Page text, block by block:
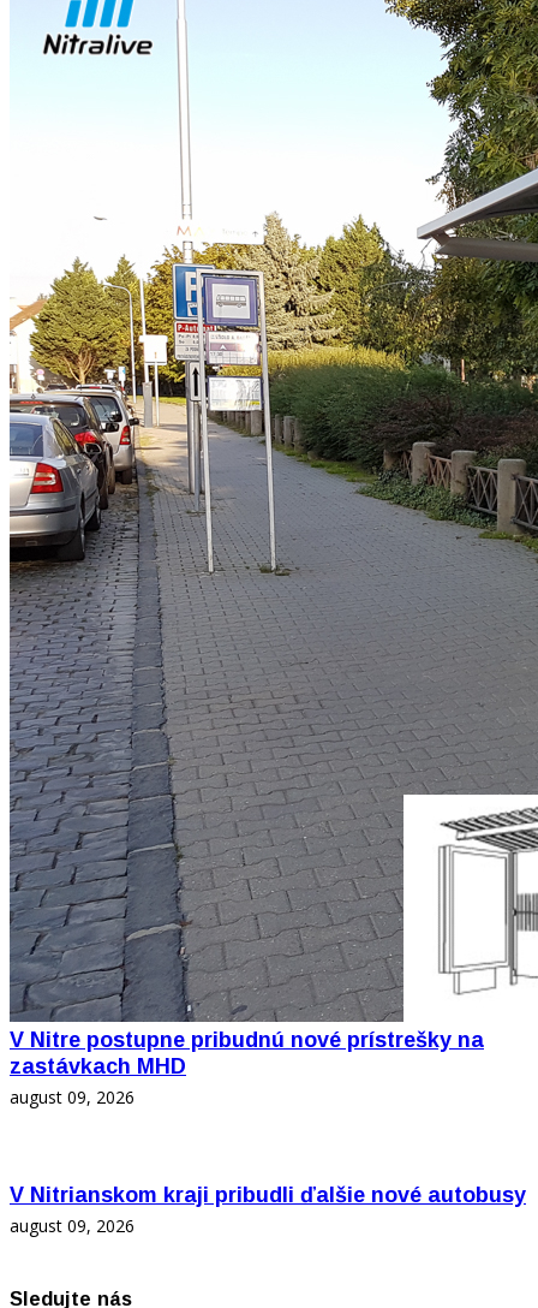
V Nitre postupne pribudnú nové prístrešky na
zastávkach MHD
august 09, 2026
V Nitrianskom kraji pribudli ďalšie nové autobusy
august 09, 2026
Sledujte nás